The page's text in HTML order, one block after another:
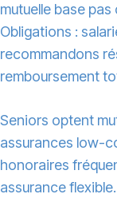
mutuelle base
Obligations :
recommandons
remboursement
Seniors optent
assurances low-
honoraires
assurance